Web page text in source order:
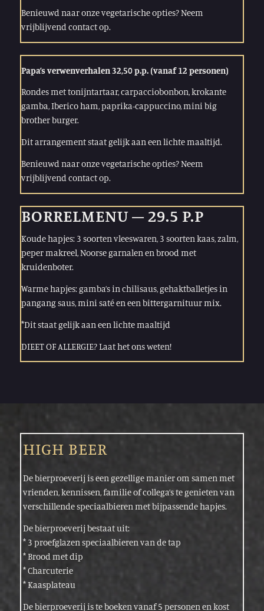
Benieuwd naar onze vegetarische opties? Neem
vrijblijvend contact op.
Papa’s verwenverhalen 32,50 p.p. (vanaf 12 personen)
Rondes met tonijntartaar, carpacciobonbon, krokante
gamba, Iberico ham, paprika-cappuccino, mini big
brother burger.
Dit arrangement staat gelijk aan een lichte maaltijd.
Benieuwd naar onze vegetarische opties? Neem
vrijblijvend contact op.
BORRELMENU – 29.5 P.P
Koude hapjes: 3 soorten vleeswaren, 3 soorten kaas, zalm,
peper makreel, Noorse garnalen en brood met
kruidenboter.
Warme hapjes: gamba’s in chilisaus, gehaktballetjes in
pangang saus, mini saté en een bittergarnituur mix.
*Dit staat gelijk aan een lichte maaltijd
DIEET OF ALLERGIE? Laat het ons weten!
HIGH BEER
De bierproeverij is een gezellige manier om samen met
vrienden, kennissen, familie of collega’s te genieten van
verschillende speciaalbieren met bijpassende hapjes.
De bierproeverij bestaat uit:
* 3 proefglazen speciaalbieren van de tap
* Brood met dip
* Charcuterie
* Kaasplateau
De bierproeverij is te boeken vanaf 5 personen en kost